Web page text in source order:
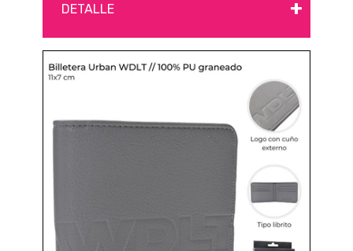
DETALLE +